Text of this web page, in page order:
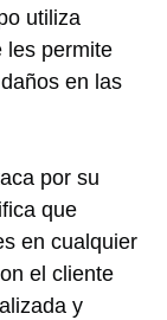
utiliza
les permite
en las
por su
que
en cualquier
el cliente
y